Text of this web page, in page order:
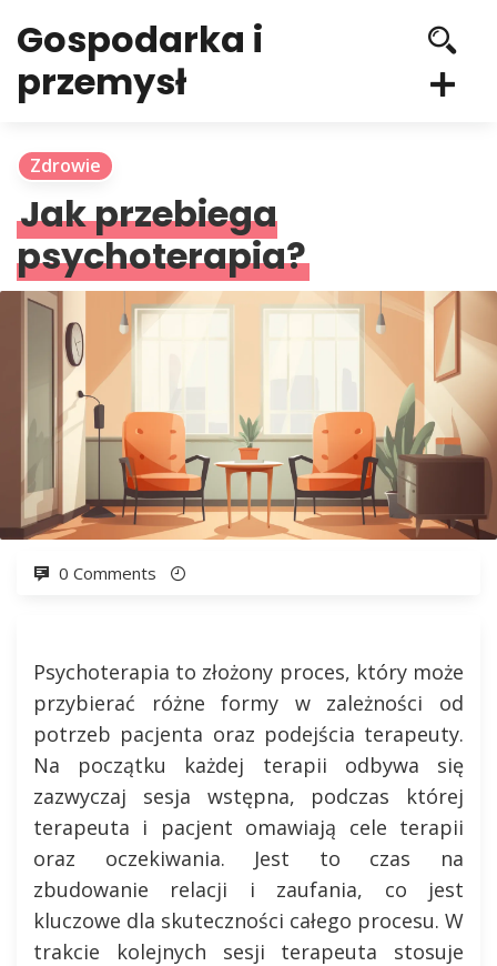
Gospodarka i
przemysł
Zdrowie
Jak przebiega
psychoterapia?
0 Comments
Psychoterapia to złożony proces, który może
przybierać różne formy w zależności od
potrzeb pacjenta oraz podejścia terapeuty.
Na początku każdej terapii odbywa się
zazwyczaj sesja wstępna, podczas której
terapeuta i pacjent omawiają cele terapii
oraz oczekiwania. Jest to czas na
zbudowanie relacji i zaufania, co jest
kluczowe dla skuteczności całego procesu. W
trakcie kolejnych sesji terapeuta stosuje